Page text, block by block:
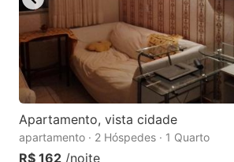
Apartamento, vista cidade
apartamento · 2 Hóspedes · 1 Quarto
R$ 162 /noite